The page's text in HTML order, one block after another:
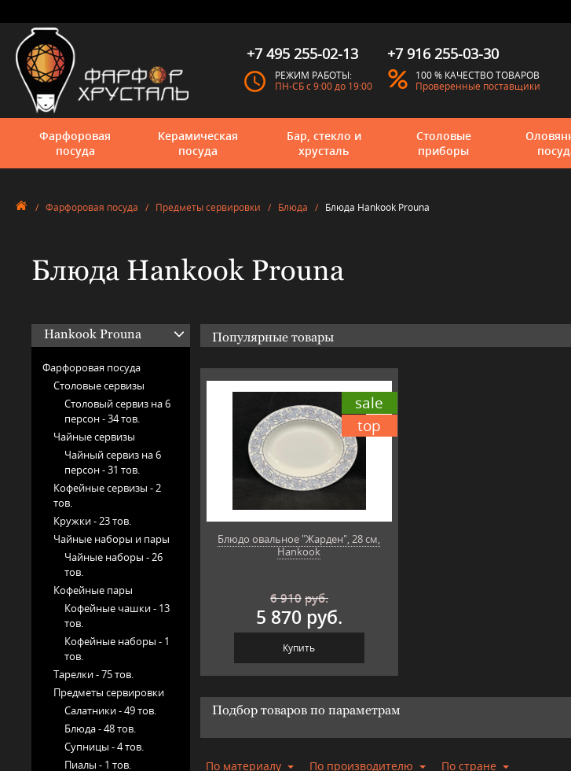
+7 495 255-02-13
РЕЖИМ РАБОТЫ:
ПН-СБ с 9:00 до 19:00
+7 916 255-03-30
100 % КАЧЕСТВО ТОВАРОВ
Проверенные поставщики
Фарфоровая
посуда
Керамическая
посуда
Бар, стекло и
хрусталь
Столовые
приборы
/ Фарфоровая посуда / Предметы сервировки / Блюда / Блюда Hankook Prouna
Блюда Hankook Prouna
Hankook Prouna
Фарфоровая посуда
Столовые сервизы
Столовый сервиз на 6
персон -34 тов.
Чайные сервизы
Чайный сервиз на 6
персон -31 тов.
Кофейные сервизы -2
тов.
Кружки -23 тов.
Чайные наборы и пары
Чайные наборы -26
тов.
Кофейные пары
Кофейные чашки - 13
тов.
Кофейные наборы - 1
тов.
Тарелки -75 тов.
Предметы сервировки
Салатники -49 тов.
Блюда -48 тов.
Супницы -4 тов.
Пиалы - 1 тов.
Популярные товары
sale
top
Блюдо овальное "Жарден", 28 см,
Hankook
6 910руб.
5 870 руб.
Купить
Подбор товаров по параметрам
По материалу По производителю По стране